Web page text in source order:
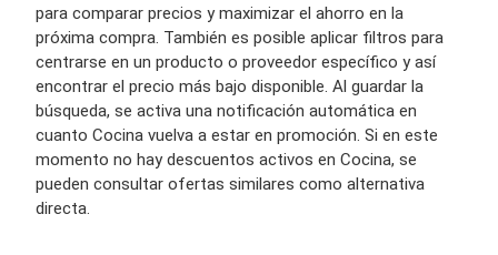
para comparar precios y maximizar el ahorro en la
próxima compra. También es posible aplicar filtros para
centrarse en un producto o proveedor específico y así
encontrar el precio más bajo disponible. Al guardar la
búsqueda, se activa una notificación automática en
cuanto Cocina vuelva a estar en promoción. Si en este
momento no hay descuentos activos en Cocina, se
pueden consultar ofertas similares como alternativa
directa.